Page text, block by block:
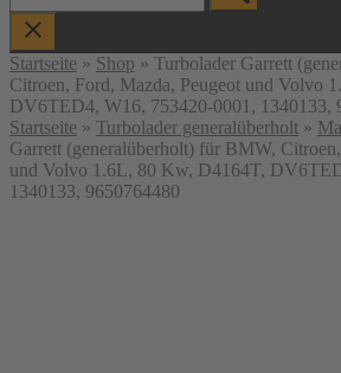
Startseite » Shop » Turbolader Garrett
Citroen, Ford, Mazda, Peugeot und Volvo
DV6TED4, W16, 753420-0001, 1340133,
Startseite » Turbolader generalüberholt »
Garrett (generalüberholt) für BMW,
und Volvo 1.6L, 80 Kw, D4164T,
1340133, 9650764480